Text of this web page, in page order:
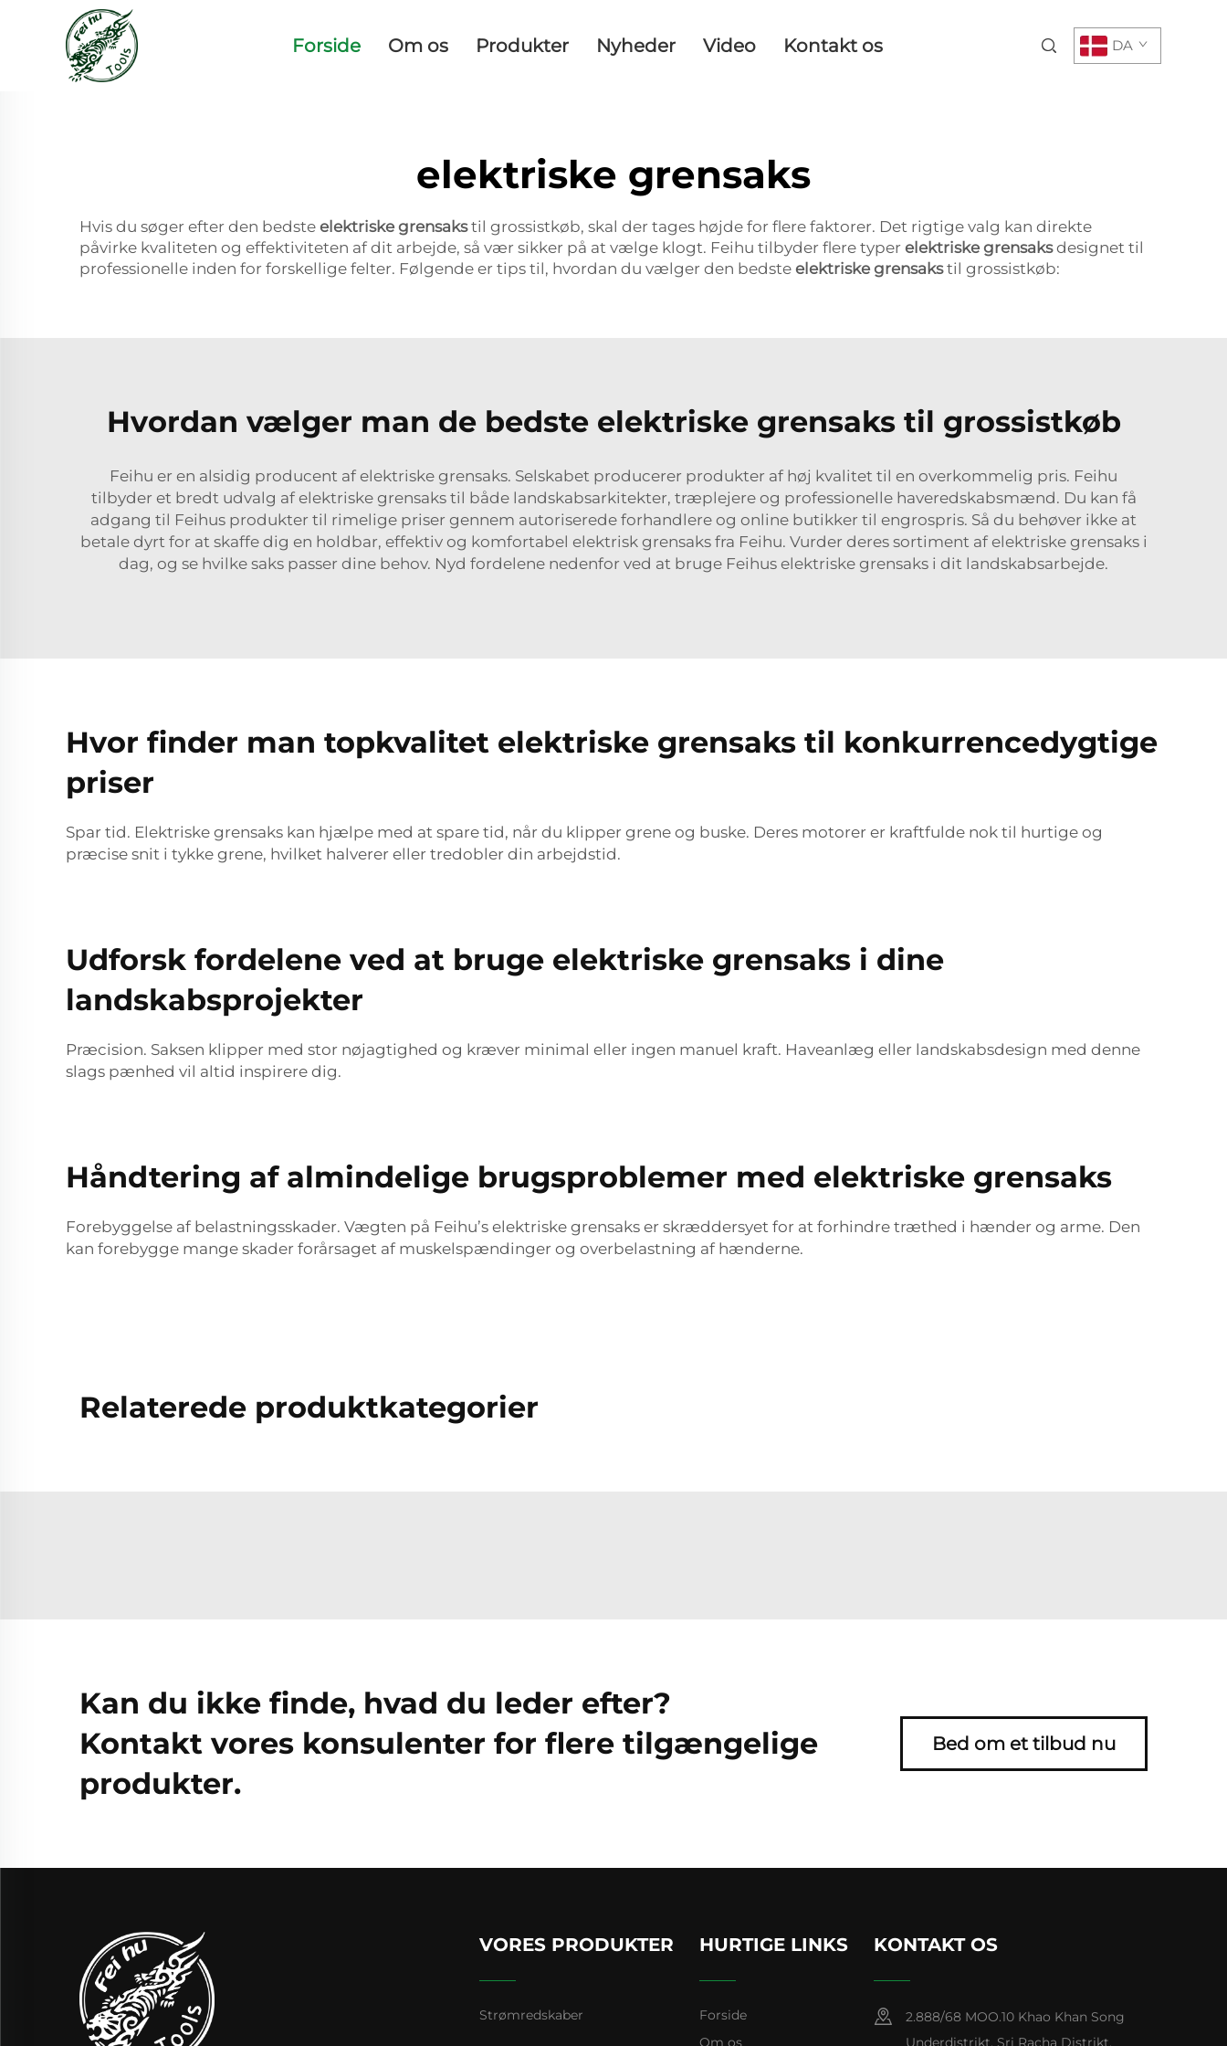
Forside Om os Produkter Nyheder Video Kontakt os DA
elektriske grensaks
Hvis du søger efter den bedste elektriske grensakstil grossistkøb, skal der tages højde for flere faktorer. Det rigtige valg kan direkte
påvirke kvaliteten og effektiviteten af dit arbejde, så vær sikker på at vælge klogt. Feihu tilbyder flere typer elektriske grensaksdesignet til
professionelle inden for forskellige felter. Følgende er tips til, hvordan du vælger den bedste elektriske grensakstil grossistkøb:
Hvordan vælger man de bedste elektriske grensaks til grossistkøb
Feihu er en alsidig producent af elektriske grensaks. Selskabet producerer produkter af høj kvalitet til en overkommelig pris. Feihu
tilbyder et bredt udvalg af elektriske grensaks til både landskabsarkitekter, træplejere og professionelle haveredskabsmænd. Du kan få
adgang til Feihus produkter til rimelige priser gennem autoriserede forhandlere og online butikker til engrospris. Så du behøver ikke at
betale dyrt for at skaffe dig en holdbar, effektiv og komfortabel elektrisk grensaks fra Feihu. Vurder deres sortiment af elektriske grensaks i
dag, og se hvilke saks passer dine behov. Nyd fordelene nedenfor ved at bruge Feihus elektriske grensaks i dit landskabsarbejde.
Hvor finder man topkvalitet elektriske grensaks til konkurrencedygtige
priser
Spar tid. Elektriske grensaks kan hjælpe med at spare tid, når du klipper grene og buske. Deres motorer er kraftfulde nok til hurtige og
præcise snit i tykke grene, hvilket halverer eller tredobler din arbejdstid.
Udforsk fordelene ved at bruge elektriske grensaks i dine
landskabsprojekter
Præcision. Saksen klipper med stor nøjagtighed og kræver minimal eller ingen manuel kraft. Haveanlæg eller landskabsdesign med denne
slags pænhed vil altid inspirere dig.
Håndtering af almindelige brugsproblemer med elektriske grensaks
Forebyggelse af belastningsskader. Vægten på Feihu’s elektriske grensaks er skræddersyet for at forhindre træthed i hænder og arme. Den
kan forebygge mange skader forårsaget af muskelspændinger og overbelastning af hænderne.
Relaterede produktkategorier
Kan du ikke finde, hvad du leder efter?
Kontakt vores konsulenter for flere tilgængelige
produkter.
Bed om et tilbud nu
VORES PRODUKTER
Strømredskaber
HURTIGE LINKS
Forside
Om os
KONTAKT OS
2.888/68 MOO.10 Khao Khan Song
Underdistrikt, Sri Racha Distrikt,